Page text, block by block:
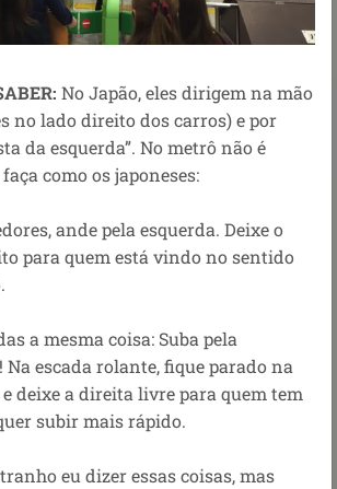
No Japão, eles dirigem na mão
no lado direito dos carros) e por
da esquerda”. No metrô não é
como os japoneses:
ande pela esquerda. Deixe o
para quem está vindo no sentido
a mesma coisa: Suba pela
Na escada rolante, fique parado na
deixe a direita livre para quem tem
subir mais rápido.
eu dizer essas coisas, mas